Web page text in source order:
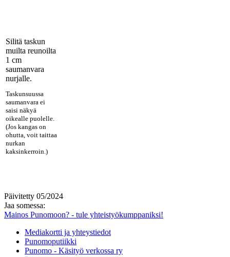
Silitä taskun
muilta reunoilta
1 cm
saumanvara
nurjalle.
Taskunsuussa
saumanvara ei
saisi näkyä
oikealle puolelle.
(Jos kangas on
ohutta, voit taittaa
nurkan
kaksinkerroin.)
Päivitetty 05/2024
Jaa somessa:
Mainos Punomoon? - tule yhteistyökumppaniksi!
Mediakortti ja yhteystiedot
Punomoputiikki
Punomo - Käsityö verkossa ry